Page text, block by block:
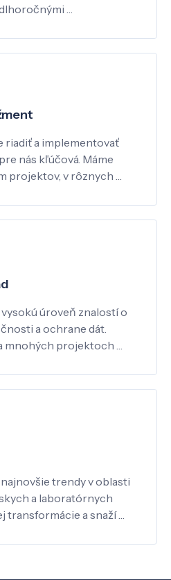
…
a implementovať
nás kľúčová. Máme
projektov, v rôznych …
úroveň znalostí o
a ochrane dát.
projektoch …
trendy v oblasti
a laboratórnych
a snaží …